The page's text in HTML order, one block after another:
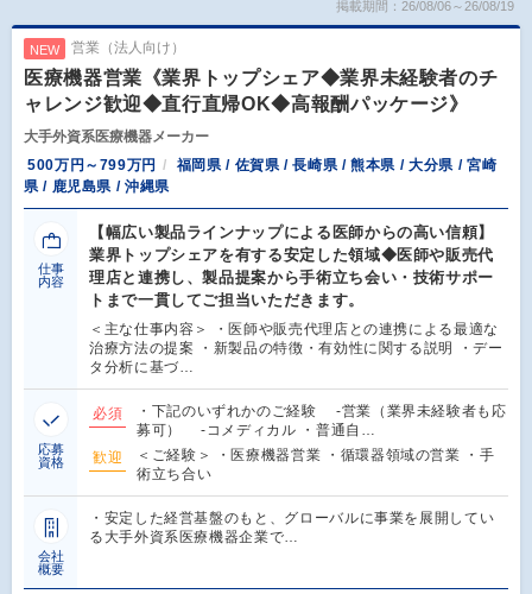
掲載期間：26/08/06～26/08/19
NEW 営業（法人向け）
医療機器営業《業界トップシェア◆業界未経験者のチ
ャレンジ歓迎◆直行直帰OK◆高報酬パッケージ》
大手外資系医療機器メーカー
500万円～799万円
福岡県 / 佐賀県 / 長崎県 / 熊本県 / 大分県 / 宮崎
県 / 鹿児島県 / 沖縄県
仕事
内容
【幅広い製品ラインナップによる医師からの高い信頼】
業界トップシェアを有する安定した領域◆医師や販売代
理店と連携し、製品提案から手術立ち会い・技術サポー
トまで一貫してご担当いただきます。
＜主な仕事内容＞ ・医師や販売代理店との連携による最適な
治療方法の提案 ・新製品の特徴・有効性に関する説明 ・デー
タ分析に基づ…
応募
資格
必須
・下記のいずれかのご経験 -営業（業界未経験者も応
募可） -コメディカル ・普通自…
歓迎
＜ご経験＞ ・医療機器営業 ・循環器領域の営業 ・手
術立ち合い
会社
概要
・安定した経営基盤のもと、グローバルに事業を展開してい
る大手外資系医療機器企業で…